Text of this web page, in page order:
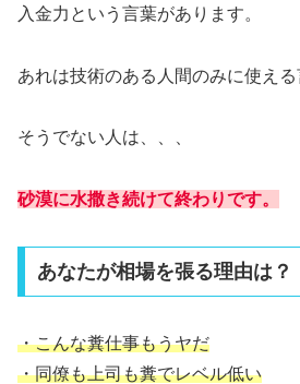
入金力という言葉があります。
あれは技術のある人間のみに使える
そうでない人は、、、
砂漠に水撒き続けて終わりです。
あなたが相場を張る理由は？
・こんな糞仕事もうヤだ
・同僚も上司も糞でレベル低い